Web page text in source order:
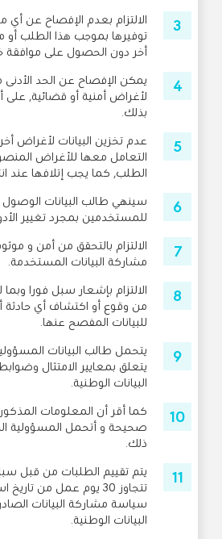
الالتزام بعدم الإفصاح عن أي
توفيرها بموجب هذا الطلب
أخر دون الحصول على
يمكن الإفصاح عن الحد الأدنى
لأغراض أمنية أو قضائية,
بذلك.
عدم تخزين البيانات لأغراض
التعامل معها للأغراض
الطلب, كما يجب إتلافها عند
سينهي طالب البيانات الوصول
للمستخدمين بمجرد تغيير
الالتزام بالتحقق من أمن و
مشاركة البيانات المستخدمة.
من وقوع أو اكتشاف أي حادثة
للبيانات المفصح عنها.
يتحمل طالب البيانات
يتعلق بمعايير الامتثال
البيانات الوطنية.
كما أقر أن المعلومات
صحيحة و أتحمل المسؤولية
ذلك.
يتم تقييم الطلبات من قبل
تتجاوز 30 يوم عمل من
سياسة مشاركة البيانات
البيانات الوطنية.